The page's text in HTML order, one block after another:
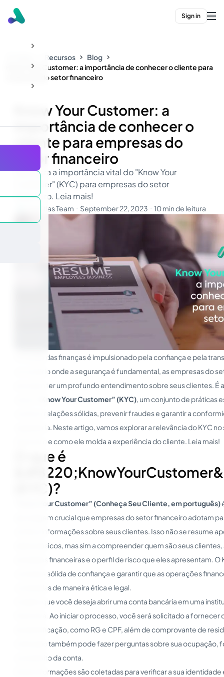
Sign in
Recursos
Blog
Know Your Customer: a importância de conhecer o cliente para
empresas do setor financeiro
Know Your Customer: a
importância de conhecer o
cliente para empresas do
setor financeiro
Descubra a importância vital do "Know Your
Customer" (KYC) para empresas do setor
financeiro. Leia mais!
The Atlas Team ・ September 22, 2023 ・ 10 min de leitura
O mundo das finanças é impulsionado pela confiança e pela
um cenário onde a segurança é fundamental, as empresas do
precisam ter um profundo entendimento sobre seus clientes. É
“Know Your Customer” (KYC), um conjunto de práticas
construir relações sólidas, prevenir fraudes e garantir a
regulatória. Neste artigo, vamos explorar a relevância do KYC
financeiro e como ele molda a experiência do cliente. Leia mais!
O que é
(KYC)?
“Know Your Customer” (Conheça Seu Cliente, em português)
abordagem crucial que empresas do setor financeiro adotam
verificar informações sobre seus clientes. Isso não se resume
dados básicos, mas sim a compreender quem são seus clientes,
atividades financeiras e o perfil de risco que eles apresentam. O
uma base sólida de confiança e garantir que as operações
conduzidas de maneira ética e legal.
Imagine que você deseja abrir uma conta bancária em uma
financeira. Ao iniciar o processo, você será solicitado a
de identificação, como RG e CPF, além de comprovante de
instituição também pode fazer perguntas sobre sua ocupação,
e propósito da conta.
Essas informações são coletadas para verificar a sua